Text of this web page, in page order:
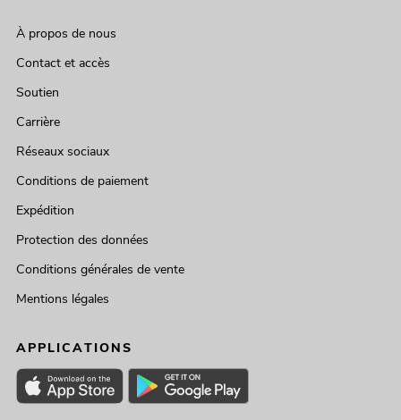
À propos de nous
Contact et accès
Soutien
Carrière
Réseaux sociaux
Conditions de paiement
Expédition
Protection des données
Conditions générales de vente
Mentions légales
APPLICATIONS